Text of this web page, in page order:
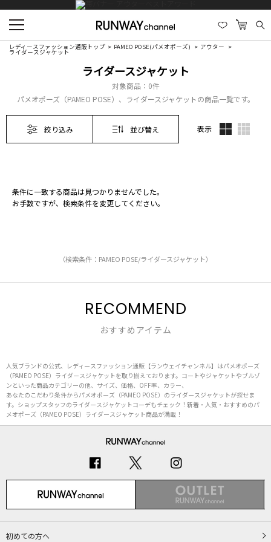
レディースファッション通販トップ PAMEO POSE(パメオポーズ) アウター
ライダースジャケット
ライダースジャケット
対象商品： 0件
パメオポーズ（PAMEO POSE）、ライダースジャケットの商品一覧です。
絞り込み 並び替え 表示
条件に一致する商品は見つかりませんでした。
お手数ですが、検索条件を変更してください。
（検索条件：PAMEO POSE/ライダースジャケット）
RECOMMEND
おすすめアイテム
人気ブランドの公式、レディースファッション通販【ランウェイチャンネル】はパメオポーズ
（PAMEO POSE）ライダースジャケットを取り揃えております。コートやジャケットやブルゾ
ンといった商品カテゴリーの他、サイズ、価格、OFF率、カラー、
あなたのこだわり条件からパメオポーズ（PAMEO POSE）のライダースジャケットが探せま
す。ショップスタッフのライダースジャケットコーデもチェック！新着・人気・おすすめのパ
メオポーズ（PAMEO POSE）ライダースジャケット商品が満載！
初めての方へ